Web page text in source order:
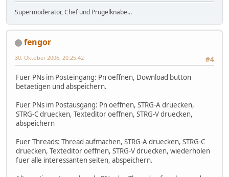
Supermoderator, Chef und Prügelknabe...
fengor
#4
30. Oktober 2006, 20:25:42
Fuer PNs im Posteingang: Pn oeffnen, Download button
betaetigen und abspeichern.
Fuer PNs im Postausgang: Pn oeffnen, STRG-A druecken,
STRG-C druecken, Texteditor oeffnen, STRG-V druecken,
abspeichern
Fuer Threads: Thread aufmachen, STRG-A druecken, STRG-C
druecken, Texteditor oeffnen, STRG-V druecken, wiederholen
fuer alle interessanten seiten, abspeichern.